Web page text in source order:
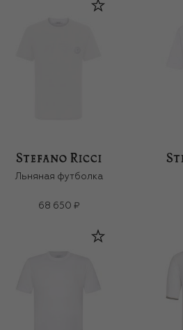
Льняная футболка
68 650 ₽